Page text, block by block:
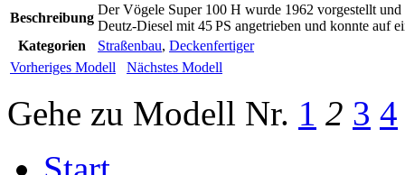
Beschreibung
Der Vögele Super 100 H wurde 1962 vorgestellt
Deutz-Diesel mit 45 PS angetrieben und konnte auf
Kategorien
Straßenbau, Deckenfertiger
Vorheriges Modell
Nächstes Modell
Gehe zu Modell Nr. 1 2 3 4